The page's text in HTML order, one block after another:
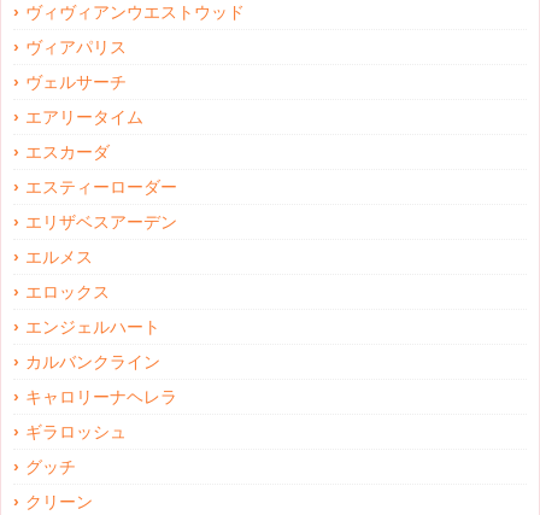
ヴィヴィアンウエストウッド
ヴィアパリス
ヴェルサーチ
エアリータイム
エスカーダ
エスティーローダー
エリザベスアーデン
エルメス
エロックス
エンジェルハート
カルバンクライン
キャロリーナヘレラ
ギラロッシュ
グッチ
クリーン